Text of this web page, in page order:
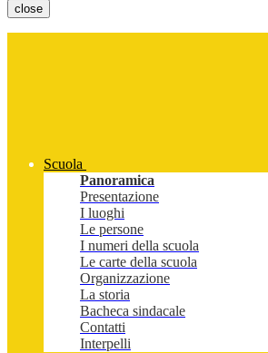
close
Scuola
Panoramica
Presentazione
I luoghi
Le persone
I numeri della scuola
Le carte della scuola
Organizzazione
La storia
Bacheca sindacale
Contatti
Interpelli